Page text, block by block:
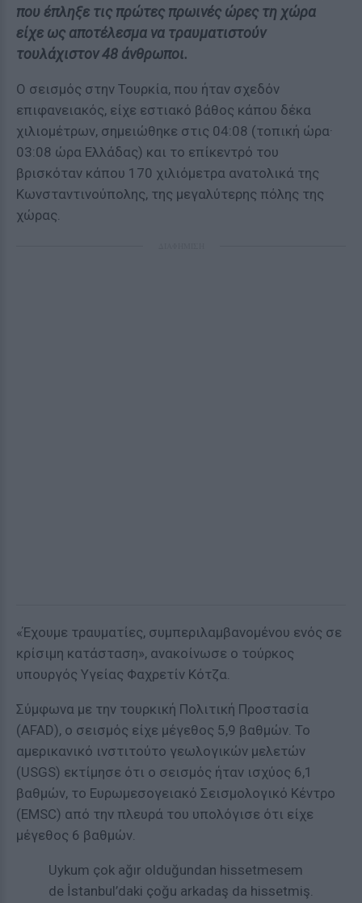
που έπληξε τις πρώτες πρωινές ώρες τη χώρα
είχε ως αποτέλεσμα να τραυματιστούν
τουλάχιστον 48 άνθρωποι.
Ο σεισμός στην Τουρκία, που ήταν σχεδόν
επιφανειακός, είχε εστιακό βάθος κάπου δέκα
χιλιομέτρων, σημειώθηκε στις 04:08 (τοπική ώρα·
03:08 ώρα Ελλάδας) και το επίκεντρό του
βρισκόταν κάπου 170 χιλιόμετρα ανατολικά της
Κωνσταντινούπολης, της μεγαλύτερης πόλης της
χώρας.
«Έχουμε τραυματίες, συμπεριλαμβανομένου ενός σε
κρίσιμη κατάσταση», ανακοίνωσε ο τούρκος
υπουργός Υγείας Φαχρετίν Κότζα.
Σύμφωνα με την τουρκική Πολιτική Προστασία
(AFAD), ο σεισμός είχε μέγεθος 5,9 βαθμών. Το
αμερικανικό ινστιτούτο γεωλογικών μελετών
(USGS) εκτίμησε ότι ο σεισμός ήταν ισχύος 6,1
βαθμών, το Ευρωμεσογειακό Σεισμολογικό Κέντρο
(EMSC) από την πλευρά του υπολόγισε ότι είχε
μέγεθος 6 βαθμών.
Uykum çok ağır olduğundan hissetmesem
de İstanbul’daki çoğu arkadaş da hissetmiş.